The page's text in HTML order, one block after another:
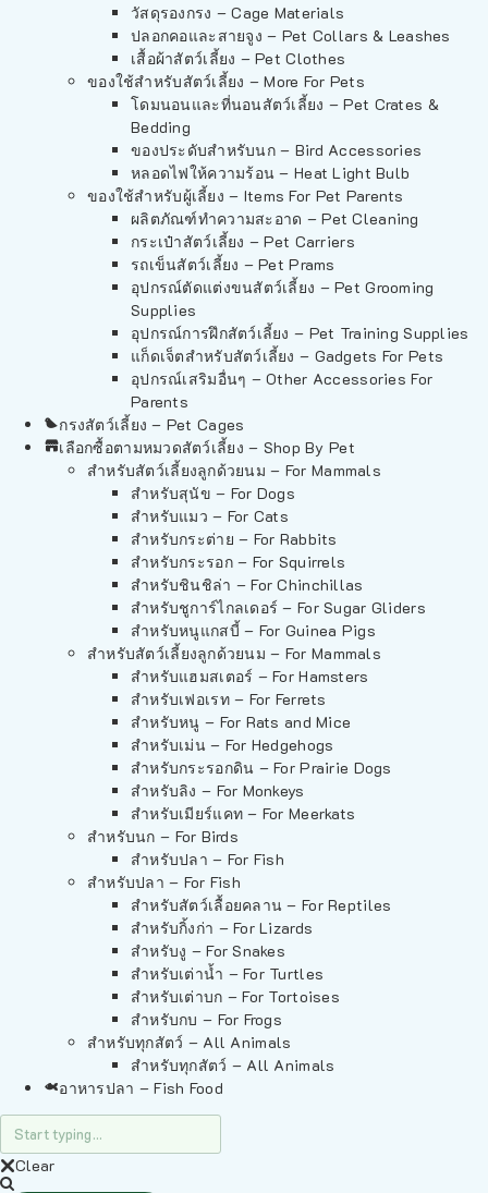
วัสดุรองกรง – Cage Materials
ปลอกคอและสายจูง – Pet Collars & Leashes
เสื้อผ้าสัตว์เลี้ยง – Pet Clothes
ของใช้สำหรับสัตว์เลี้ยง – More For Pets
โดมนอนและที่นอนสัตว์เลี้ยง – Pet Crates &
Bedding
ของประดับสำหรับนก – Bird Accessories
หลอดไฟให้ความร้อน – Heat Light Bulb
ของใช้สำหรับผู้เลี้ยง – Items For Pet Parents
ผลิตภัณฑ์ทำความสะอาด – Pet Cleaning
กระเป๋าสัตว์เลี้ยง – Pet Carriers
รถเข็นสัตว์เลี้ยง – Pet Prams
อุปกรณ์ตัดแต่งขนสัตว์เลี้ยง – Pet Grooming
Supplies
อุปกรณ์การฝึกสัตว์เลี้ยง – Pet Training Supplies
แก็ดเจ็ตสำหรับสัตว์เลี้ยง – Gadgets For Pets
อุปกรณ์เสริมอื่นๆ – Other Accessories For
Parents
กรงสัตว์เลี้ยง – Pet Cages
เลือกซื้อตามหมวดสัตว์เลี้ยง – Shop By Pet
สำหรับสัตว์เลี้ยงลูกด้วยนม – For Mammals
สำหรับสุนัข – For Dogs
สำหรับแมว – For Cats
สำหรับกระต่าย – For Rabbits
สำหรับกระรอก – For Squirrels
สำหรับชินชิล่า – For Chinchillas
สำหรับชูการ์ไกลเดอร์ – For Sugar Gliders
สำหรับหนูแกสบี้ – For Guinea Pigs
สำหรับสัตว์เลี้ยงลูกด้วยนม – For Mammals
สำหรับแฮมสเตอร์ – For Hamsters
สำหรับเฟอเรท – For Ferrets
สำหรับหนู – For Rats and Mice
สำหรับเม่น – For Hedgehogs
สำหรับกระรอกดิน – For Prairie Dogs
สำหรับลิง – For Monkeys
สำหรับเมียร์แคท – For Meerkats
สำหรับนก – For Birds
สำหรับปลา – For Fish
สำหรับปลา – For Fish
สำหรับสัตว์เลื้อยคลาน – For Reptiles
สำหรับกิ้งก่า – For Lizards
สำหรับงู – For Snakes
สำหรับเต่าน้ำ – For Turtles
สำหรับเต่าบก – For Tortoises
สำหรับกบ – For Frogs
สำหรับทุกสัตว์ – All Animals
สำหรับทุกสัตว์ – All Animals
อาหารปลา – Fish Food
Clear